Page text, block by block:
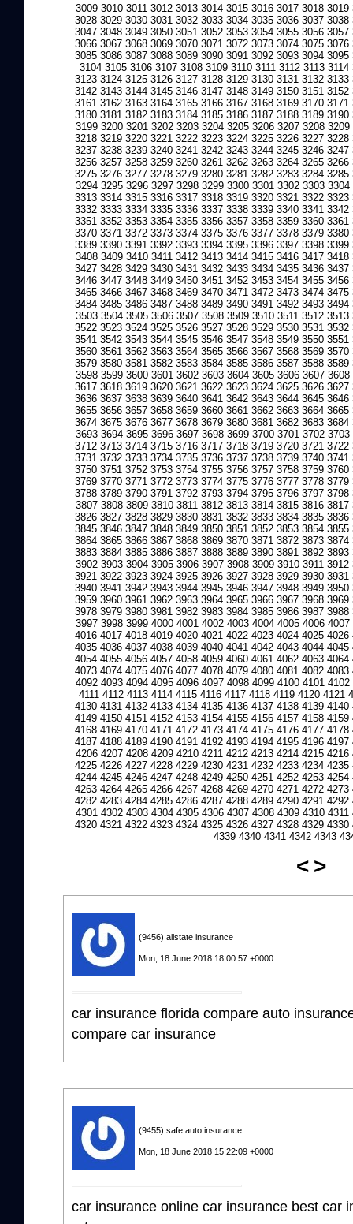
3009 3010 3011 3012 3013 3014 3015 3016 3017 3018 3019
3028 3029 3030 3031 3032 3033 3034 3035 3036 3037 3038
3047 3048 3049 3050 3051 3052 3053 3054 3055 3056 3057
3066 3067 3068 3069 3070 3071 3072 3073 3074 3075 3076
3085 3086 3087 3088 3089 3090 3091 3092 3093 3094 3095
3104 3105 3106 3107 3108 3109 3110 3111 3112 3113 3114
3123 3124 3125 3126 3127 3128 3129 3130 3131 3132 3133
3142 3143 3144 3145 3146 3147 3148 3149 3150 3151 3152
3161 3162 3163 3164 3165 3166 3167 3168 3169 3170 3171
3180 3181 3182 3183 3184 3185 3186 3187 3188 3189 3190
3199 3200 3201 3202 3203 3204 3205 3206 3207 3208 3209
3218 3219 3220 3221 3222 3223 3224 3225 3226 3227 3228
3237 3238 3239 3240 3241 3242 3243 3244 3245 3246 3247
3256 3257 3258 3259 3260 3261 3262 3263 3264 3265 3266
3275 3276 3277 3278 3279 3280 3281 3282 3283 3284 3285
3294 3295 3296 3297 3298 3299 3300 3301 3302 3303 3304
3313 3314 3315 3316 3317 3318 3319 3320 3321 3322 3323
3332 3333 3334 3335 3336 3337 3338 3339 3340 3341 3342
3351 3352 3353 3354 3355 3356 3357 3358 3359 3360 3361
3370 3371 3372 3373 3374 3375 3376 3377 3378 3379 3380
3389 3390 3391 3392 3393 3394 3395 3396 3397 3398 3399
3408 3409 3410 3411 3412 3413 3414 3415 3416 3417 3418
3427 3428 3429 3430 3431 3432 3433 3434 3435 3436 3437
3446 3447 3448 3449 3450 3451 3452 3453 3454 3455 3456
3465 3466 3467 3468 3469 3470 3471 3472 3473 3474 3475
3484 3485 3486 3487 3488 3489 3490 3491 3492 3493 3494
3503 3504 3505 3506 3507 3508 3509 3510 3511 3512 3513
3522 3523 3524 3525 3526 3527 3528 3529 3530 3531 3532
3541 3542 3543 3544 3545 3546 3547 3548 3549 3550 3551
3560 3561 3562 3563 3564 3565 3566 3567 3568 3569 3570
3579 3580 3581 3582 3583 3584 3585 3586 3587 3588 3589
3598 3599 3600 3601 3602 3603 3604 3605 3606 3607 3608
3617 3618 3619 3620 3621 3622 3623 3624 3625 3626 3627
3636 3637 3638 3639 3640 3641 3642 3643 3644 3645 3646
3655 3656 3657 3658 3659 3660 3661 3662 3663 3664 3665
3674 3675 3676 3677 3678 3679 3680 3681 3682 3683 3684
3693 3694 3695 3696 3697 3698 3699 3700 3701 3702 3703
3712 3713 3714 3715 3716 3717 3718 3719 3720 3721 3722
3731 3732 3733 3734 3735 3736 3737 3738 3739 3740 3741
3750 3751 3752 3753 3754 3755 3756 3757 3758 3759 3760
3769 3770 3771 3772 3773 3774 3775 3776 3777 3778 3779
3788 3789 3790 3791 3792 3793 3794 3795 3796 3797 3798
3807 3808 3809 3810 3811 3812 3813 3814 3815 3816 3817
3826 3827 3828 3829 3830 3831 3832 3833 3834 3835 3836
3845 3846 3847 3848 3849 3850 3851 3852 3853 3854 3855
3864 3865 3866 3867 3868 3869 3870 3871 3872 3873 3874
3883 3884 3885 3886 3887 3888 3889 3890 3891 3892 3893
3902 3903 3904 3905 3906 3907 3908 3909 3910 3911 3912
3921 3922 3923 3924 3925 3926 3927 3928 3929 3930 3931
3940 3941 3942 3943 3944 3945 3946 3947 3948 3949 3950
3959 3960 3961 3962 3963 3964 3965 3966 3967 3968 3969
3978 3979 3980 3981 3982 3983 3984 3985 3986 3987 3988
3997 3998 3999 4000 4001 4002 4003 4004 4005 4006 4007
4016 4017 4018 4019 4020 4021 4022 4023 4024 4025 4026
4035 4036 4037 4038 4039 4040 4041 4042 4043 4044 4045
4054 4055 4056 4057 4058 4059 4060 4061 4062 4063 4064
4073 4074 4075 4076 4077 4078 4079 4080 4081 4082 4083
4092 4093 4094 4095 4096 4097 4098 4099 4100 4101 4102
4111 4112 4113 4114 4115 4116 4117 4118 4119 4120 4121
4130 4131 4132 4133 4134 4135 4136 4137 4138 4139 4140
4149 4150 4151 4152 4153 4154 4155 4156 4157 4158 4159
4168 4169 4170 4171 4172 4173 4174 4175 4176 4177 4178
4187 4188 4189 4190 4191 4192 4193 4194 4195 4196 4197
4206 4207 4208 4209 4210 4211 4212 4213 4214 4215 4216
4225 4226 4227 4228 4229 4230 4231 4232 4233 4234 4235
4244 4245 4246 4247 4248 4249 4250 4251 4252 4253 4254
4263 4264 4265 4266 4267 4268 4269 4270 4271 4272 4273
4282 4283 4284 4285 4286 4287 4288 4289 4290 4291 4292
4301 4302 4303 4304 4305 4306 4307 4308 4309 4310 4311
4320 4321 4322 4323 4324 4325 4326 4327 4328 4329 4330
4339 4340 4341 4342 4343
< >
(9456) allstate insurance
Mon, 18 June 2018 18:00:57 +0000
car insurance florida compare auto
compare car insurance
(9455) safe auto insurance
Mon, 18 June 2018 15:22:09 +0000
car insurance online car insurance best car